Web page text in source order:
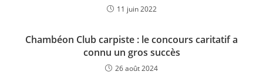
11 juin 2022
Chambéon Club carpiste : le concours caritatif a
connu un gros succès
26 août 2024